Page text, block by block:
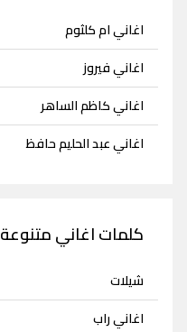
اغاني ام كلثوم
اغاني فيروز
اغاني كاظم الساهر
اغاني عبد الحليم حافظ
كلمات اغاني متنوعة
شيلات
اغاني راب